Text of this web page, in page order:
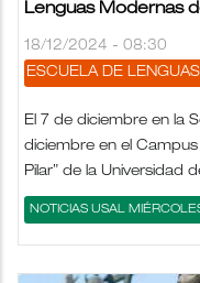
Lenguas Modernas
18/12/2024 - 08:30
ESCUELA DE
El 7 de diciembre en la
diciembre en el
Pilar” de la Universidad
NOTICIAS USAL